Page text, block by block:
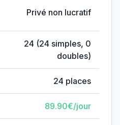
Privé non lucratif
24 (24 simples, 0
doubles)
24 places
89.90€/jour